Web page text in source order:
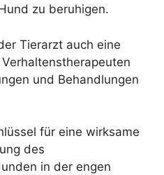
zu beruhigen.
Tierarzt auch eine
und Behandlungen
für eine wirksame
des
in der engen